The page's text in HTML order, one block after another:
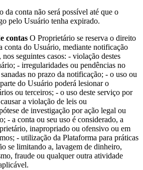
da conta não será possível até que o
pelo Usuário tenha expirado.
contas O Proprietário se reserva o direito
conta do Usuário, mediante notificação
seguintes casos: - violação destes
- irregularidades ou pendências no
no prazo da notificação; - o uso ou
do Usuário poderá lesionar o
ou terceiros; - o uso deste serviço por
a violação de leis ou
de investigação por ação legal ou
- a conta ou seu uso é considerado, a
inapropriado ou ofensivo ou em
- utilização da Plataforma para práticas
se limitando a, lavagem de dinheiro,
fraude ou qualquer outra atividade